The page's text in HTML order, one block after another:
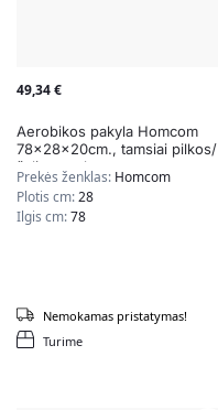
49,34€
Aerobikos pakyla Homcom
78x28x20cm., tamsiai pilkos/
žalios spalvos
Prekės ženklas: Homcom
Plotis cm:28
Ilgis cm:78
Turime
Nemokamas pristatymas!